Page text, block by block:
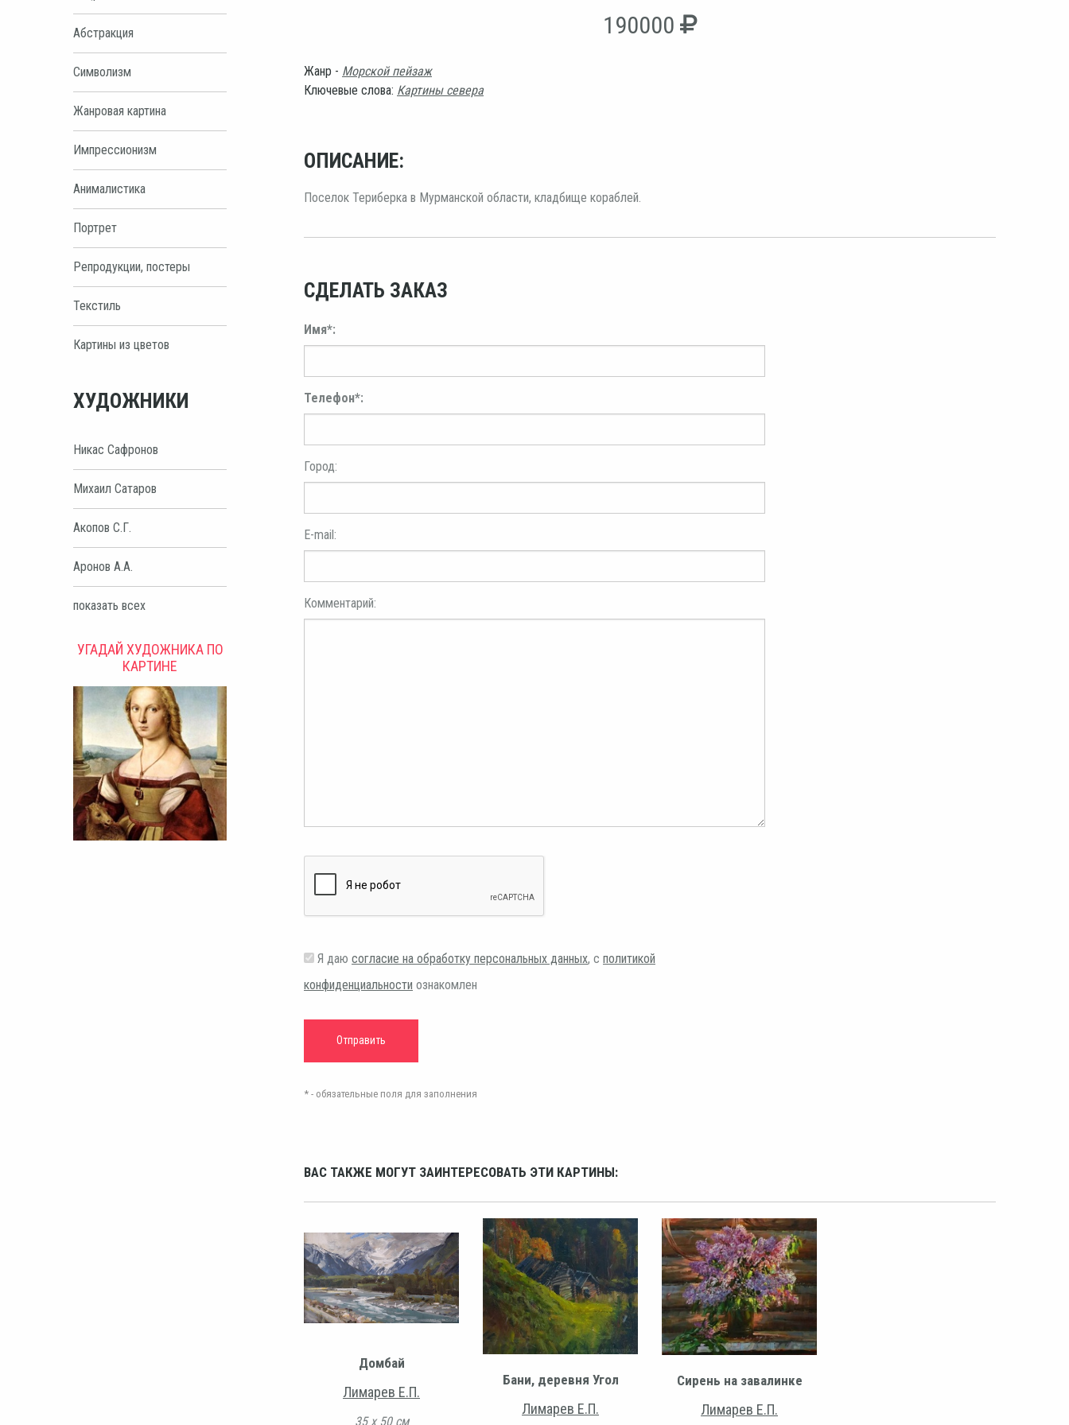
Абстракция
Символизм
Жанровая картина
Импрессионизм
Анималистика
Портрет
Репродукции, постеры
Текстиль
Картины из цветов
ХУДОЖНИКИ
Никас Сафронов
Михаил Сатаров
Акопов С.Г.
Аронов А.А.
показать всех
УГАДАЙ ХУДОЖНИКА ПО
КАРТИНЕ
190000
Жанр - Морской пейзаж
Ключевые слова: Картины севера
ОПИСАНИЕ:
Поселок Териберка в Мурманской области, кладбище кораблей.
СДЕЛАТЬ ЗАКАЗ
Имя*:
Телефон*:
Город:
E-mail:
Комментарий:
Я даю согласие на обработку персональных данных, с политикой
конфиденциальности ознакомлен
* - обязательные поля для заполнения
ВАС ТАКЖЕ МОГУТ ЗАИНТЕРЕСОВАТЬ ЭТИ КАРТИНЫ:
Домбай
Лимарев Е.П.
35 х 50 см
Бани, деревня Угол
Лимарев Е.П.
Сирень на завалинке
Лимарев Е.П.